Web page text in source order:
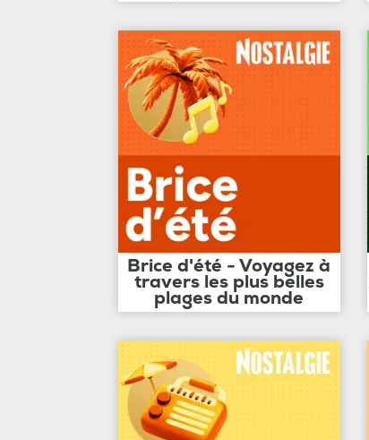
Brice d'été - Voyagez à
travers les plus belles
plages du monde